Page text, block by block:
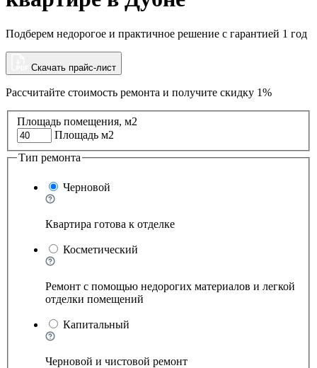
Подберем недорогое и практичное решение с гарантией 1 год
Скачать прайс-лист
Рассчитайте стоимость ремонта и получите скидку 1%
Площадь помещения, м2
Площадь м2
Тип ремонта
Черновой
Квартира готова к отделке
Косметический
Ремонт с помощью недорогих материалов и легкой
отделки помещений
Капитальный
Черновой и чистовой ремонт